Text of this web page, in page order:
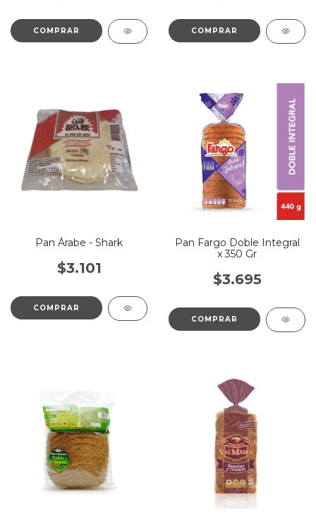
Pan Árabe - Shark
$3.101
Pan Fargo Doble Integral
x 350 Gr
$3.695